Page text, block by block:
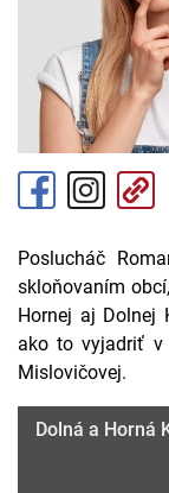
Poslucháč
skloňovaním
Hornej aj Dolnej
ako to vyjadriť v
Mislovičovej.
Dolná a Horná